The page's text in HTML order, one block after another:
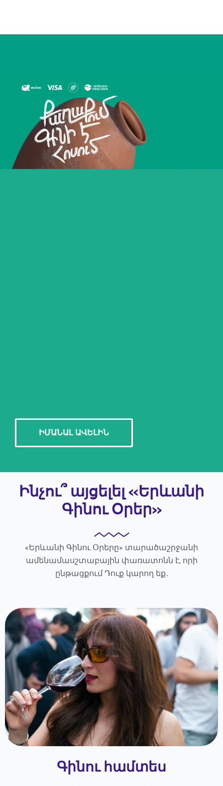
ԻՄԱՆԱԼ ԱՎԵԼԻՆ
Ինչու՞ այցելել «Երևանի
Գինու Օրեր»
«Երևանի Գինու Օրերը» տարածաշրջանի
ամենամասշտաբային փառատոնն է, որի
ընթացքում Դուք կարող եք․
Գինու համտես